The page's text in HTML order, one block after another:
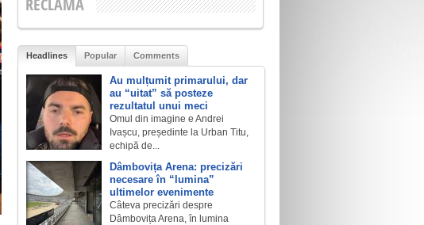
RECLAMA
Headlines Popular Comments
Au mulțumit primarului, dar
au “uitat” să posteze
rezultatul unui meci
Omul din imagine e Andrei
Ivașcu, președinte la Urban Titu,
echipă de...
Dâmbovița Arena: precizări
necesare în “lumina”
ultimelor evenimente
Câteva precizări despre
Dâmbovița Arena, în lumina